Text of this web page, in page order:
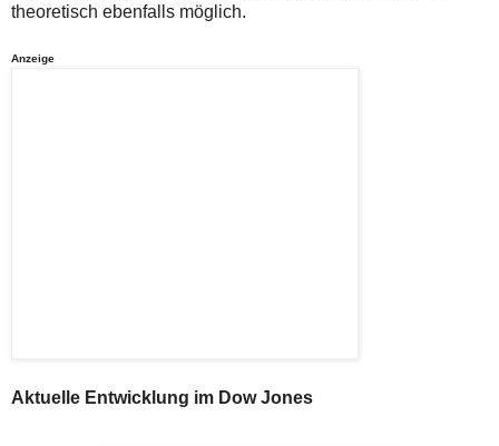
theoretisch ebenfalls möglich.
Anzeige
Aktuelle Entwicklung im Dow Jones